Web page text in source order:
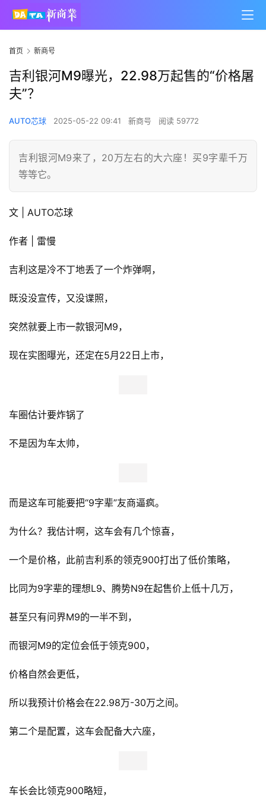
首页 新商号
吉利银河M9曝光，22.98万起售的“价格屠
夫”？
AUTO芯球 2025-05-22 09:41 新商号 阅读 59772
吉利银河M9来了，20万左右的大六座！买9字辈千万
等等它。
文 | AUTO芯球
作者 | 雷慢
吉利这是冷不丁地丢了一个炸弹啊，
既没没宣传，又没谍照，
突然就要上市一款银河M9，
现在实图曝光，还定在5月22日上市，
车圈估计要炸锅了
不是因为车太帅，
而是这车可能要把“9字辈”友商逼疯。
为什么？我估计啊，这车会有几个惊喜，
一个是价格，此前吉利系的领克900打出了低价策略，
比同为9字辈的理想L9、腾势N9在起售价上低十几万，
甚至只有问界M9的一半不到，
而银河M9的定位会低于领克900，
价格自然会更低，
所以我预计价格会在22.98万-30万之间。
第二个是配置，这车会配备大六座，
车长会比领克900略短，